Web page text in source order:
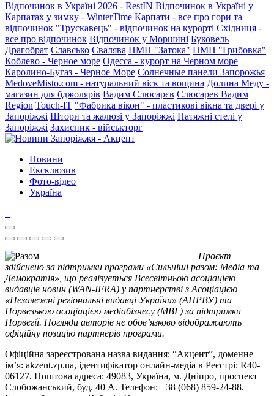
Відпочинок в Україні 2026 - RestIN Відпочинок в Україні у
Карпатах у зимку - WinterTime Карпати - все про гори та
відпочинок "Трускавець" - відпочинок на курорті Східниця -
все про відпочинок Відпочинок у Моршині Буковель
Драгобрат Славсько Свалява НМП "Затока" НМП "Грибовка"
Коблево - Черное море Одесса - курорт на Черном море
Каролино-Бугаз - Черное Море Солнечные панели Запорожья
MedoveMisto.com - натуральний віск та вощина Долина Меду -
магазин для бджолярів Вадим Слюсарєв Слюсарев Вадим
Region Touch-IT "Фабрика вікон" - пластикові вікна та двері у
Запоріжжі Штори та жалюзі у Запоріжжі Натяжні стелі у
Запоріжжі Захисник - військторг
Новини
Ексклюзив
Фото-відео
Україна
Проєкт
здійснено за підтримки програми «Сильніші разом: Медіа та
Демократія», що реалізується Всесвітньою асоціацією
видавців новин (WAN-IFRA) у партнерстві з Асоціацією
«Незалежні регіональні видавці України» (АНРВУ) та
Норвезькою асоціацією медіабізнесу (MBL) за підтримки
Норвегії. Погляди авторів не обов’язково відображають
офіційну позицію партнерів програми.
Офіційна зареєстрована назва видання: “Акцент”, доменне
ім’я: akzent.zp.ua, ідентифікатор онлайн-медіа в Реєстрі: R40-
06127. Поштова адреса: 49083, Україна, м. Дніпро, проспект
Слобожанський, буд. 40 А. Телефон: +38 (068) 859-24-88.